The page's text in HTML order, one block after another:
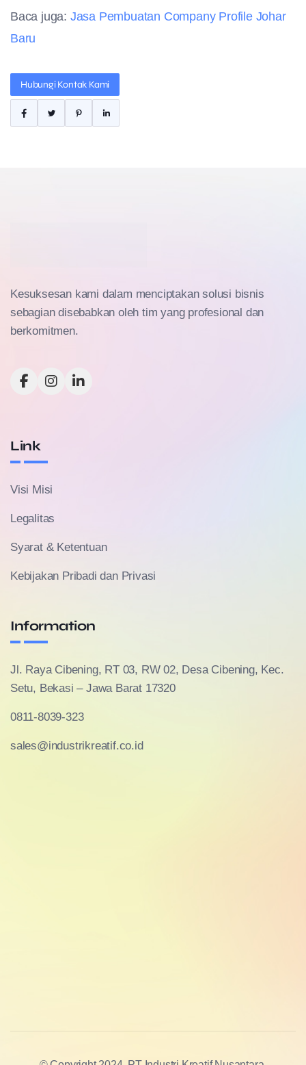
Baca juga: Jasa Pembuatan Company Profile Johar
Baru
Hubungi Kontak Kami
Kesuksesan kami dalam menciptakan solusi bisnis
sebagian disebabkan oleh tim yang profesional dan
berkomitmen.
Link
Visi Misi
Legalitas
Syarat & Ketentuan
Kebijakan Pribadi dan Privasi
Information
Jl. Raya Cibening, RT 03, RW 02, Desa Cibening, Kec.
Setu, Bekasi – Jawa Barat 17320
0811-8039-323
sales@industrikreatif.co.id